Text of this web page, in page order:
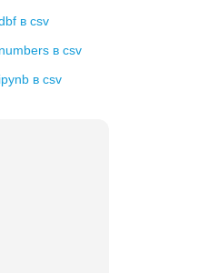
в csv
numbers в csv
ipynb в csv